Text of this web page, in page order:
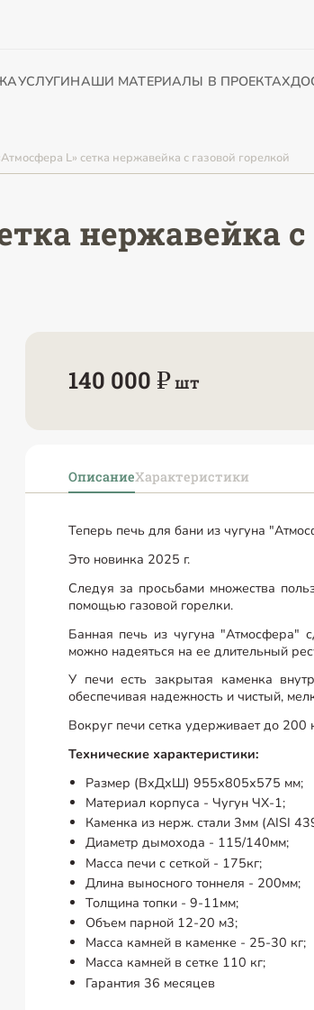
УСЛУГИНАШИ МАТЕРИАЛЫ В ПРОЕКТАХ
L» сетка нержавейка с газовой горелкой
нержавейка с
140 000 ₽шт
ОписаниеХарактеристики
Теперь печь для бани из чугуна
Это новинка 2025 г.
Следуя за просьбами множества
помощью газовой горелки.
Банная печь из чугуна "Атмосфера"
можно надеяться на ее длительный
У печи есть закрытая каменка
обеспечивая надежность и чистый,
Вокруг печи сетка удерживает до 200
Технические характеристики:
Размер (ВхДхШ) 955х805х575 мм;
Материал корпуса - Чугун ЧХ-1;
Каменка из нерж. стали 3мм (AISI
Диаметр дымохода - 115/140мм;
Масса печи с сеткой - 175кг;
Длина выносного тоннеля - 200мм;
Толщина топки - 9-11мм;
Объем парной 12-20 м3;
Масса камней в каменке - 25-30 кг;
Масса камней в сетке 110 кг;
Гарантия 36 месяцев